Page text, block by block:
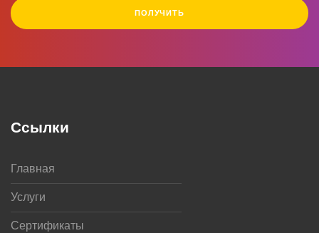
ПОЛУЧИТЬ
Ссылки
Главная
Услуги
Сертификаты